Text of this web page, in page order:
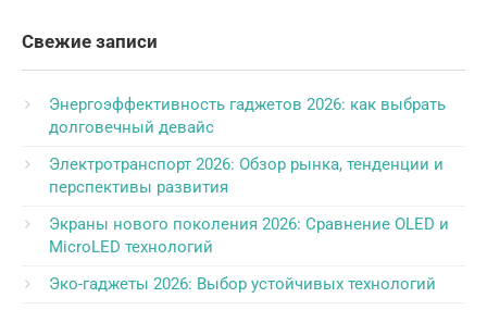
Свежие записи
Энергоэффективность гаджетов 2026: как выбрать
долговечный девайс
Электротранспорт 2026: Обзор рынка, тенденции и
перспективы развития
Экраны нового поколения 2026: Сравнение OLED и
MicroLED технологий
Эко-гаджеты 2026: Выбор устойчивых технологий